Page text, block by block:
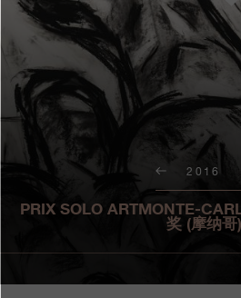
F.P.JOURNE的世界
PATRIMOINE服务
客户服务
餐厅
专卖店
展览
拍卖
竞赛
2016
PRIX SOLO ARTMONTE-
奖 (摩纳哥)